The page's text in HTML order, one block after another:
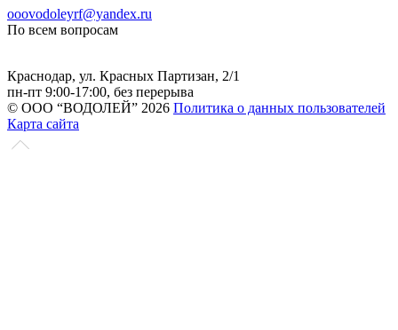
ooovodoleyrf@yandex.ru
По всем вопросам
Краснодар, ул. Красных Партизан, 2/1
пн-пт 9:00-17:00, без перерыва
© ООО “ВОДОЛЕЙ” 2026 Политика о данных пользователей
Карта сайта